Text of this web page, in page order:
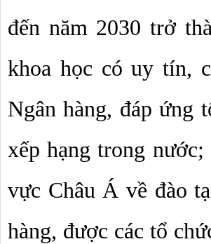
đến năm 2030 trở
khoa học có uy tín,
Ngân hàng, đáp ứng
xếp hạng trong
vực Châu Á về đào
hàng, được các tổ